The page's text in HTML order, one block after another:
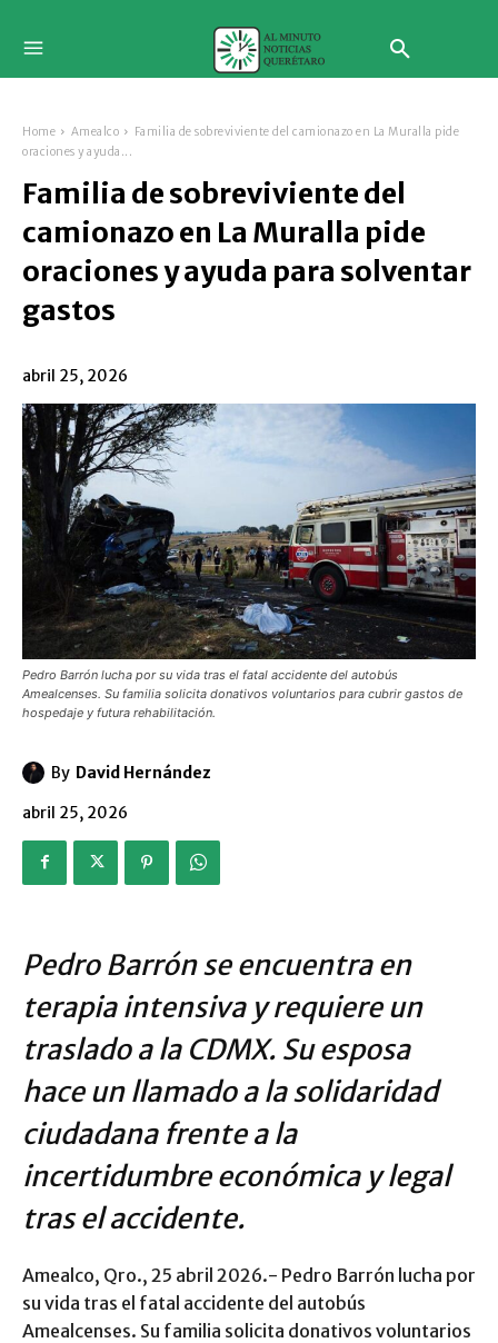
Home Amealco
Familia de sobreviviente del camionazo en La Muralla pide
oraciones y ayuda...
Familia de sobreviviente del
camionazo en La Muralla pide
oraciones y ayuda para solventar
gastos
abril 25, 2026
Pedro Barrón lucha por su vida tras el fatal accidente del autobús
Amealcenses. Su familia solicita donativos voluntarios para cubrir gastos de
hospedaje y futura rehabilitación.
By David Hernández
abril 25, 2026
Pedro Barrón se encuentra en
terapia intensiva y requiere un
traslado a la CDMX. Su esposa
hace un llamado a la solidaridad
ciudadana frente a la
incertidumbre económica y legal
tras el accidente.
Amealco, Qro., 25 abril 2026.- Pedro Barrón lucha por
su vida tras el fatal accidente del autobús
Amealcenses. Su familia solicita donativos voluntarios